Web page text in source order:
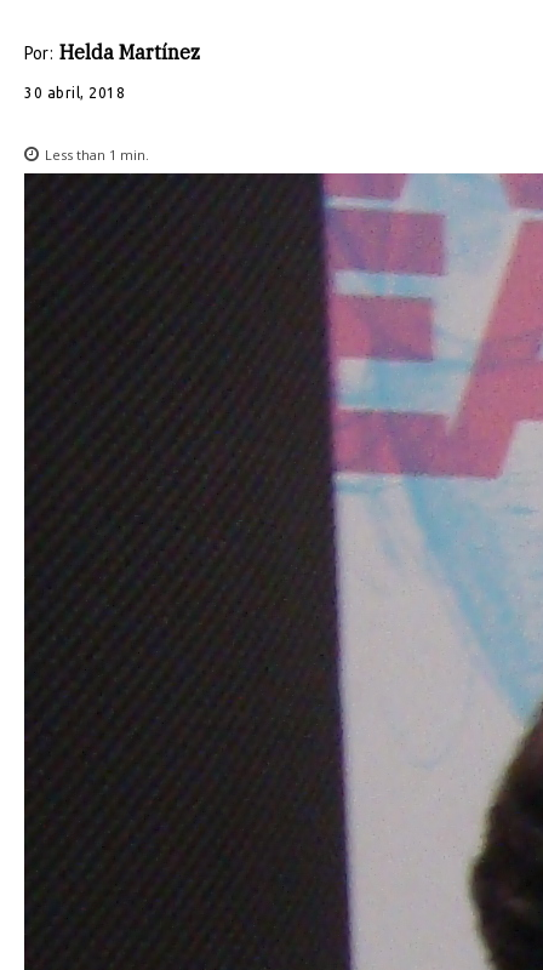
Por: Helda Martínez
30 abril, 2018
Less than 1 min.